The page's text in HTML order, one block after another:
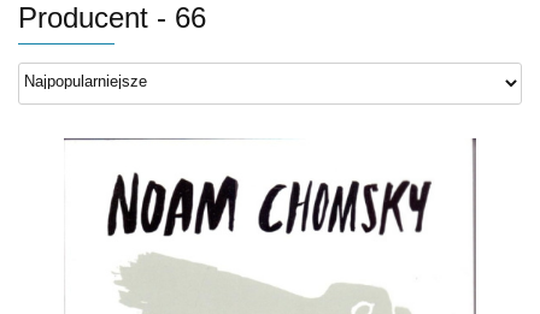
Producent - 66